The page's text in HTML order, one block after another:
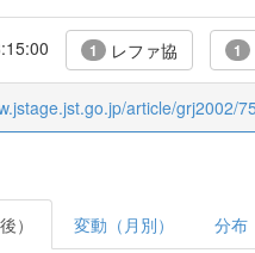
1 レファ協 1
article/grj2002/
） 変動（月別） 分布